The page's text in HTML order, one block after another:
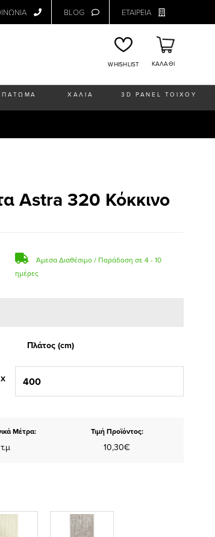
BLOG ΕΤΑΙΡΕΙΑ
WHISHLIST ΚΑΛΑΘΙ
ΠΑΤΩΜΑ ΧΑΛΙΑ 3D PANEL ΤΟΙΧΟΥ
Astra 320 Κόκκινο
Άμεσα Διαθέσιμο / Παράδοση σε 4 - 10
ημέρες
Πλάτος (cm)
X
Μέτρα: Τιμή Προϊόντος:
10,30€